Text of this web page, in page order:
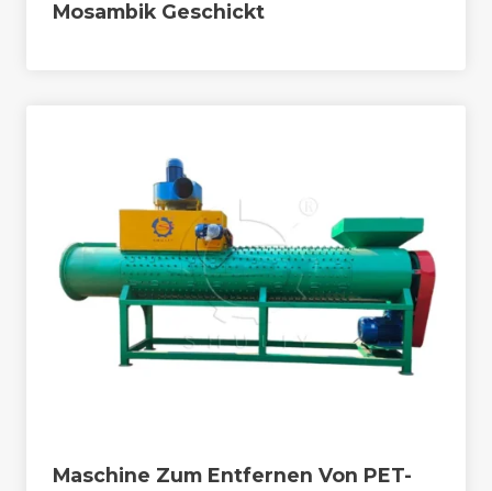
Mosambik Geschickt
Maschine Zum Entfernen Von PET-